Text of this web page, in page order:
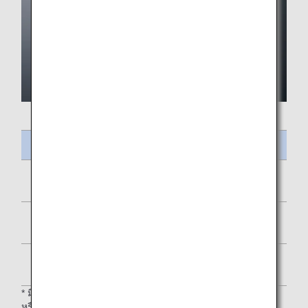
* มีบางเส้นทางที่ไม่เสิร์ฟอาหารมื้อที่สองหรืออาหารมื้อเบาและ/